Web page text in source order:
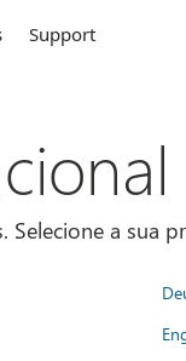
Support
a sua